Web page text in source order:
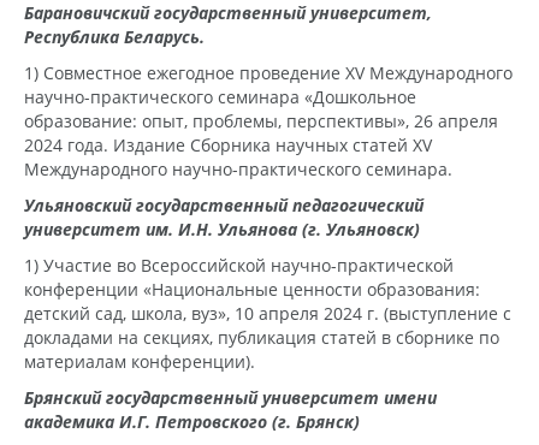
Барановичский государственный университет,
Республика Беларусь.
1) Совместное ежегодное проведение ХV Международного
научно-практического семинара «Дошкольное
образование: опыт, проблемы, перспективы», 26 апреля
2024 года. Издание Сборника научных статей ХV
Международного научно-практического семинара.
Ульяновский государственный педагогический
университет им. И.Н. Ульянова (г. Ульяновск)
1) Участие во Всероссийской научно-практической
конференции «Национальные ценности образования:
детский сад, школа, вуз», 10 апреля 2024 г. (выступление с
докладами на секциях, публикация статей в сборнике по
материалам конференции).
Брянский государственный университет имени
академика И.Г. Петровского (г. Брянск)